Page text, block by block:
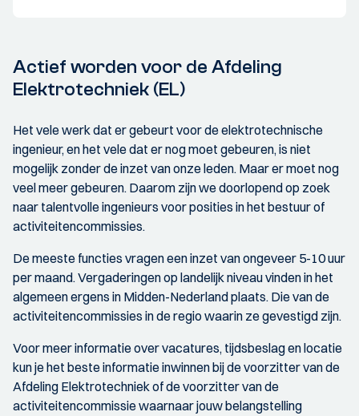
Actief worden voor de Afdeling
Elektrotechniek (EL)
Het vele werk dat er gebeurt voor de elektrotechnische
ingenieur, en het vele dat er nog moet gebeuren, is niet
mogelijk zonder de inzet van onze leden. Maar er moet nog
veel meer gebeuren. Daarom zijn we doorlopend op zoek
naar talentvolle ingenieurs voor posities in het bestuur of
activiteitencommissies.
De meeste functies vragen een inzet van ongeveer 5-10 uur
per maand. Vergaderingen op landelijk niveau vinden in het
algemeen ergens in Midden-Nederland plaats. Die van de
activiteitencommissies in de regio waarin ze gevestigd zijn.
Voor meer informatie over vacatures, tijdsbeslag en locatie
kun je het beste informatie inwinnen bij de voorzitter van de
Afdeling Elektrotechniek of de voorzitter van de
activiteitencommissie waarnaar jouw belangstelling